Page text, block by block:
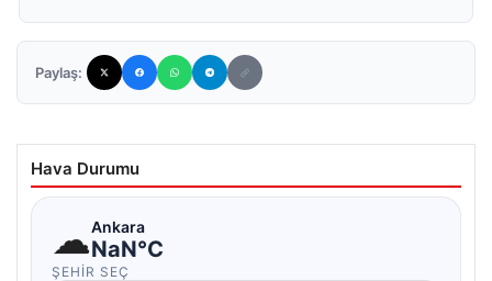
Paylaş:
Hava Durumu
☁Ankara
NaN°C
ŞEHIR SEÇ